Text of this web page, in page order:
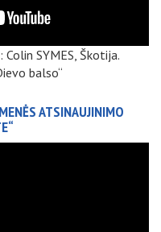
SYMES, Škotija.
balso“
ATSINAUJINIMO